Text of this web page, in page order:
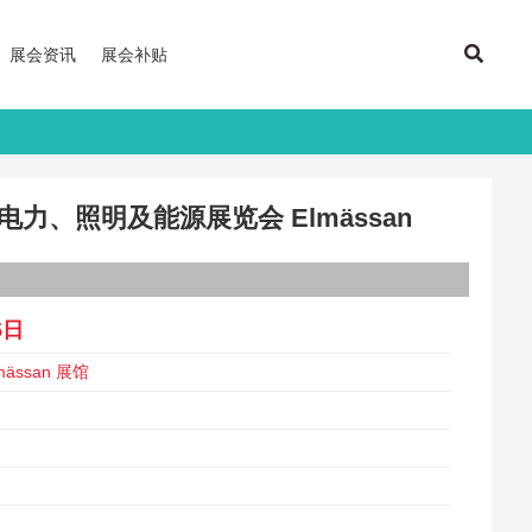
展会资讯 展会补贴
力、照明及能源展览会 Elmässan
展馆